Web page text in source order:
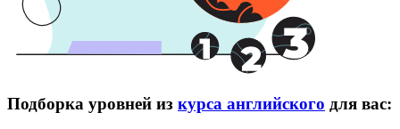
Подборка уровней из курса английского для вас: